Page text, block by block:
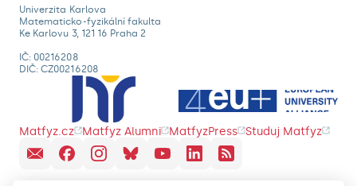
Univerzita Karlova
Matematicko-fyzikální fakulta
Ke Karlovu 3, 121 16 Praha 2
IČ: 00216208
DIČ: CZ00216208
Matfyz.cz Matfyz Alumni MatfyzPress Studuj Matfyz